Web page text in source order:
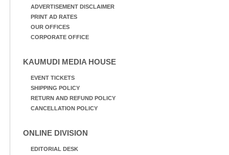
ADVERTISEMENT DISCLAIMER
PRINT AD RATES
OUR OFFICES
CORPORATE OFFICE
KAUMUDI MEDIA HOUSE
EVENT TICKETS
SHIPPING POLICY
RETURN AND REFUND POLICY
CANCELLATION POLICY
ONLINE DIVISION
EDITORIAL DESK